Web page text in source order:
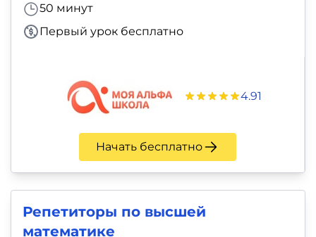
50 минут
Первый урок бесплатно
4.91
Начать бесплатно
Репетиторы по высшей
математике